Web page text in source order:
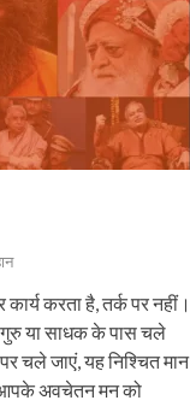
करता है, तर्क पर नहीं।
गुरु या साधक के पास चले
पर चले जाएं, यह निश्चित मान
आपके अवचेतन मन को